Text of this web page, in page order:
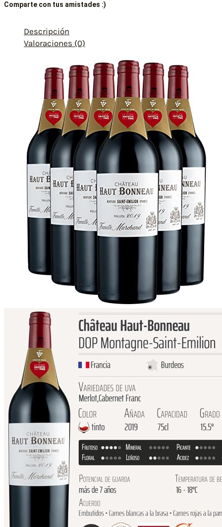
Comparte con tus amistades :)
Descripción
Valoraciones (0)